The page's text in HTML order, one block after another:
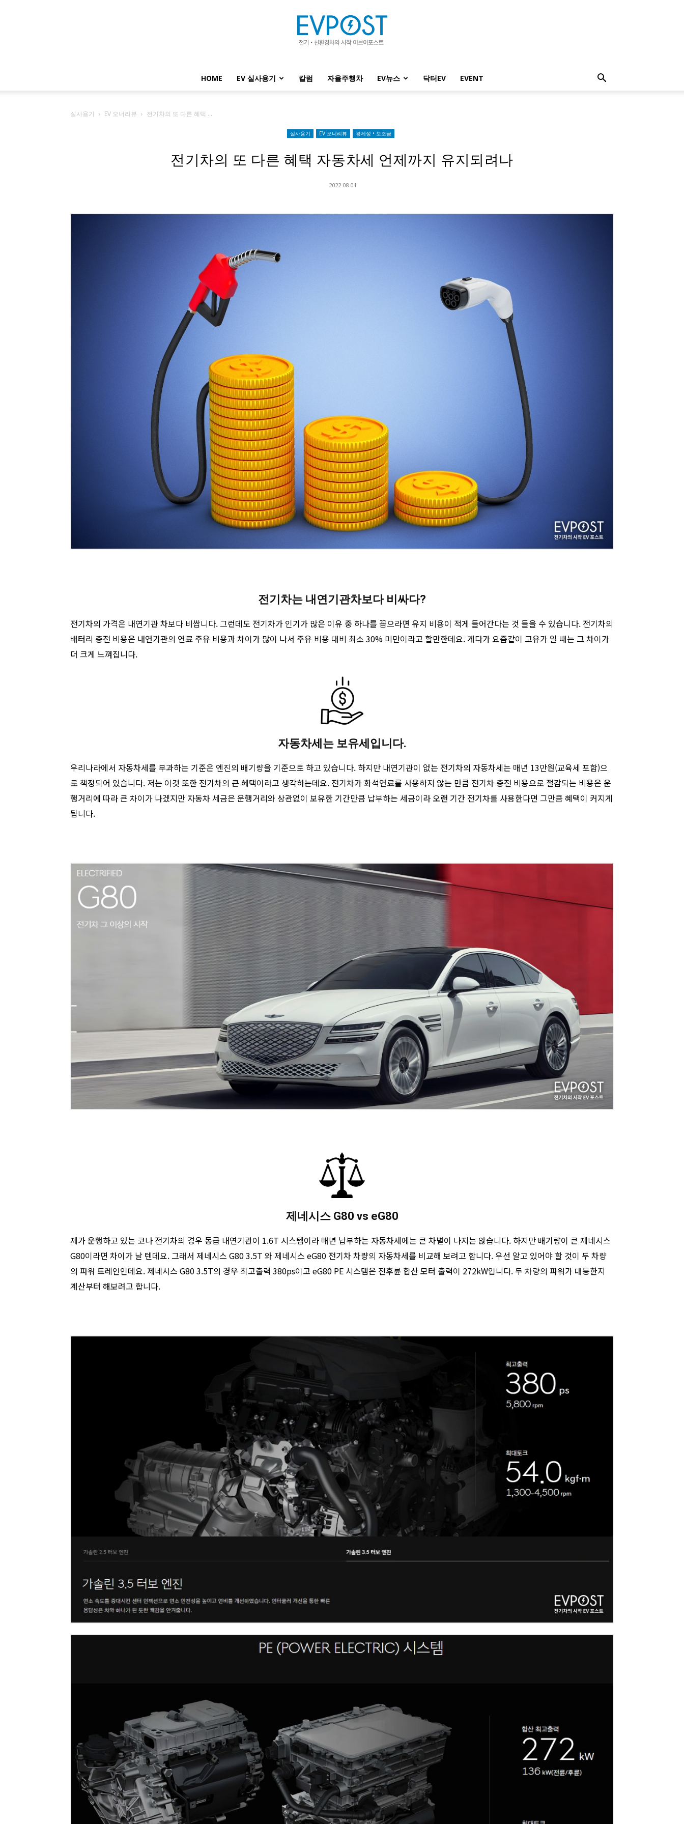
HOME EV 실사용기 칼럼 자율주행차 EV뉴스 닥터EV EVENT
실사용기 EV 오너리뷰 전기차의 또 다른 혜택 ...
실사용기 EV 오너리뷰 경제성 • 보조금
전기차의 또 다른 혜택 자동차세 언제까지 유지되려나
2022.08.01
전기차는 내연기관차보다 비싸다?
전기차의 가격은 내연기관 차보다 비쌉니다. 그런데도 전기차가 인기가 많은 이유 중 하나를 꼽으라면 유지 비용이 적게 들어간다는 것 들을 수 있습니다. 전기차의
배터리 충전 비용은 내연기관의 연료 주유 비용과 차이가 많이 나서 주유 비용 대비 최소 30% 미만이라고 할만한데요. 게다가 요즘같이 고유가 일 때는 그 차이가
더 크게 느껴집니다.
자동차세는 보유세입니다.
우리나라에서 자동차세를 부과하는 기준은 엔진의 배기량을 기준으로 하고 있습니다. 하지만 내연기관이 없는 전기차의 자동차세는 매년 13만원(교육세 포함)으
로 책정되어 있습니다. 저는 이것 또한 전기차의 큰 혜택이라고 생각하는데요. 전기차가 화석연료를 사용하지 않는 만큼 전기차 충전 비용으로 절감되는 비용은 운
행거리에 따라 큰 차이가 나겠지만 자동차 세금은 운행거리와 상관없이 보유한 기간만큼 납부하는 세금이라 오랜 기간 전기차를 사용한다면 그만큼 혜택이 커지게
됩니다.
제네시스 G80 vs eG80
제가 운행하고 있는 코나 전기차의 경우 동급 내연기관이 1.6T 시스템이라 매년 납부하는 자동차세에는 큰 차별이 나지는 않습니다. 하지만 배기량이 큰 제네시스
G80이라면 차이가 날 텐데요. 그래서 제네시스 G80 3.5T 와 제네시스 eG80 전기차 차량의 자동차세를 비교해 보려고 합니다. 우선 알고 있어야 할 것이 두 차량
의 파워 트레인인데요. 제네시스 G80 3.5T의 경우 최고출력 380ps이고 eG80 PE 시스템은 전후륜 합산 모터 출력이 272kW입니다. 두 차량의 파워가 대등한지
계산부터 해보려고 합니다.